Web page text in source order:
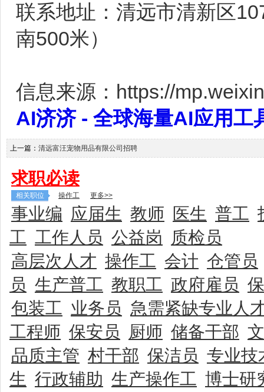
联系地址：清远市清新区
南500米）
信息来源：https://
AI济济 - 全球海量AI应用
上一篇： 清远富汪宠物用品有限公司招聘
求职必读
相关职位 操作工 更多>>
事业编 应届生 教师 医生 普工
工 工作人员 公益岗
质检员
高层次人才 操作工 会计 仓管员
员 生产普工 教职工 政府雇员
包装工 业务员 急需紧缺专业人
工程师 保安员 厨师 储备干部
品质主管 村干部 保洁员 专业技
生 行政辅助 生产操作工 博士研